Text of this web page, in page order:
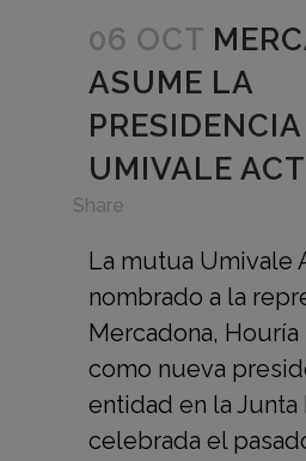
06 OCT
ASUME LA
UMIVALE
Share
La mutua Umivale
nombrado a la
Mercadona, Houría
como nueva
entidad en la Junta
celebrada el